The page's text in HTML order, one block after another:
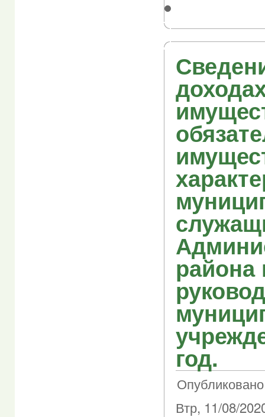
района
год.
Втр, 11/08/